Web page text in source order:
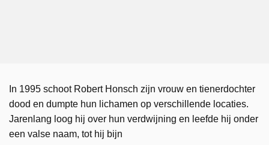
In 1995 schoot Robert Honsch zijn vrouw en tienerdochter
dood en dumpte hun lichamen op verschillende locaties.
Jarenlang loog hij over hun verdwijning en leefde hij onder
een valse naam, tot hij bijn